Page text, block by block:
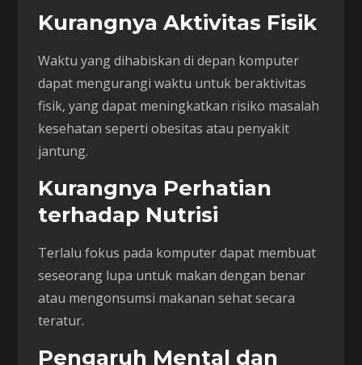
Kurangnya Aktivitas Fisik
Waktu yang dihabiskan di depan komputer
dapat mengurangi waktu untuk beraktivitas
fisik, yang dapat meningkatkan risiko masalah
kesehatan seperti obesitas atau penyakit
jantung.
Kurangnya Perhatian
terhadap Nutrisi
Terlalu fokus pada komputer dapat membuat
seseorang lupa untuk makan dengan benar
atau mengonsumsi makanan sehat secara
teratur.
Pengaruh Mental dan